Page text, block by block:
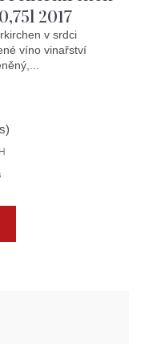
2017
v srdci
víno vinařství